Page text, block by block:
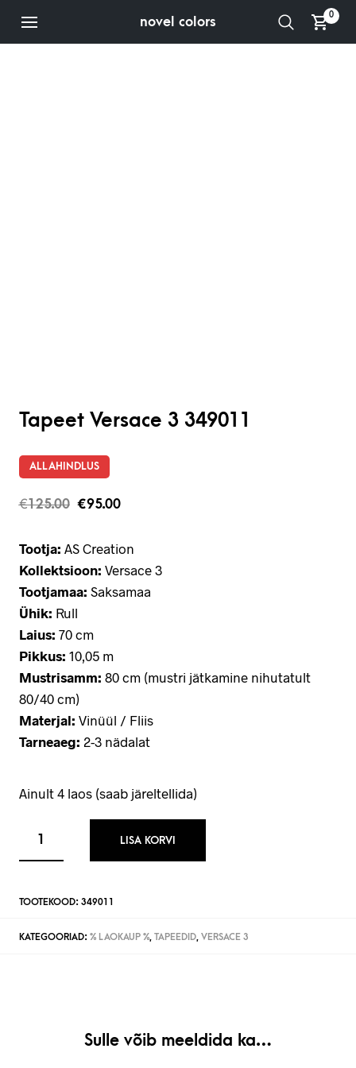
novel colors 0
Tapeet Versace 3 349011
ALLAHINDLUS
€125.00 €95.00
Tootja: AS Creation
Kollektsioon: Versace 3
Tootjamaa: Saksamaa
Ühik: Rull
Laius: 70 cm
Pikkus: 10,05 m
Mustrisamm: 80 cm (mustri jätkamine nihutatult
80/40 cm)
Materjal: Vinüül / Fliis
Tarneaeg: 2-3 nädalat
Ainult 4 laos (saab järeltellida)
LISA KORVI
TOOTEKOOD: 349011
KATEGOORIAD: % LAOKAUP %, TAPEEDID, VERSACE 3
Sulle võib meeldida ka…